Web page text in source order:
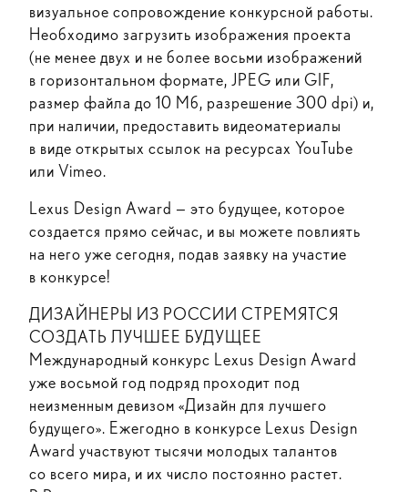
визуальное сопровождение конкурсной работы.
Необходимо загрузить изображения проекта
(не менее двух и не более восьми изображений
в горизонтальном формате, JPEG или GIF,
размер файла до 10 Мб, разрешение 300 dpi) и,
при наличии, предоставить видеоматериалы
в виде открытых ссылок на ресурсах YouTube
или Vimeo.
Lexus Design Award — это будущее, которое
создается прямо сейчас, и вы можете повлиять
на него уже сегодня, подав заявку на участие
в конкурсе!
ДИЗАЙНЕРЫ ИЗ РОССИИ СТРЕМЯТСЯ
СОЗДАТЬ ЛУЧШЕЕ БУДУЩЕЕ
Международный конкурс Lexus Design Award
уже восьмой год подряд проходит под
неизменным девизом «Дизайн для лучшего
будущего». Ежегодно в конкурсе Lexus Design
Award участвуют тысячи молодых талантов
со всего мира, и их число постоянно растет.